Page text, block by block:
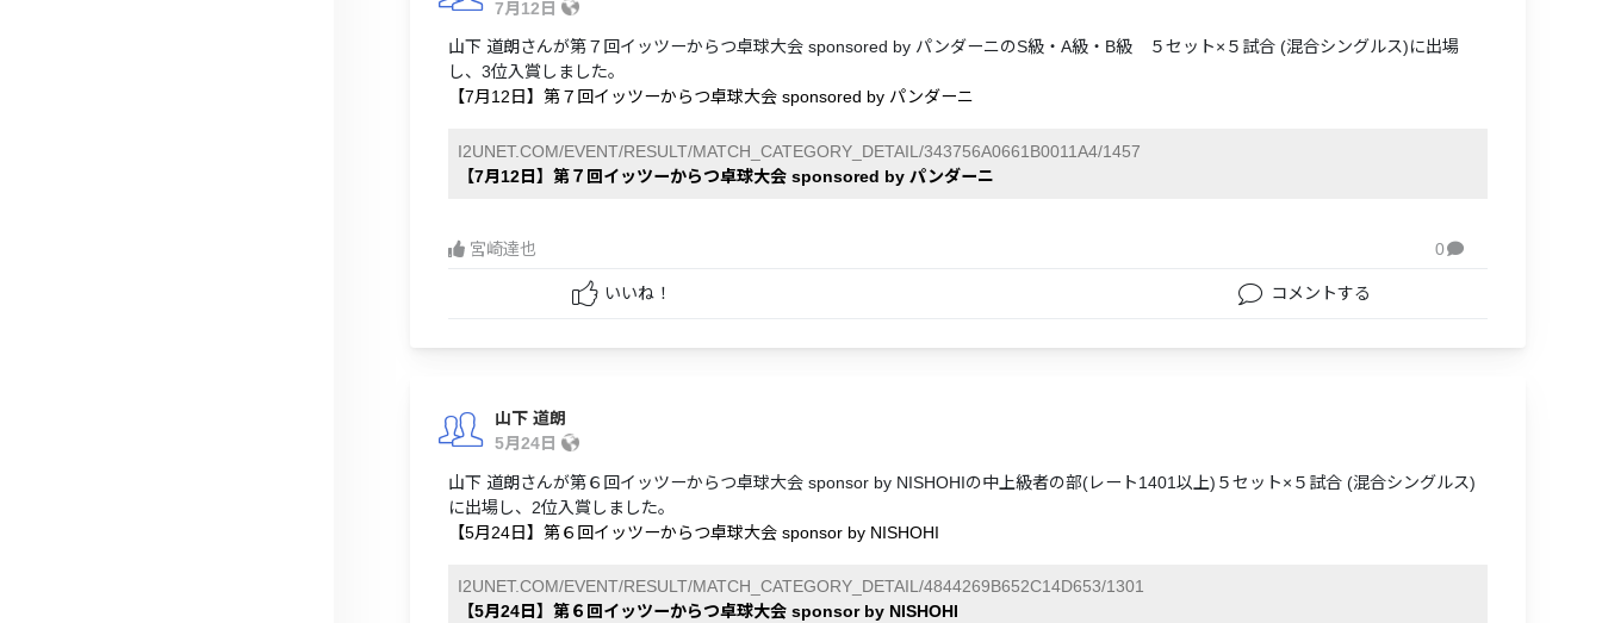
7月12日
山下 道朗さんが第７回イッツーからつ卓球大会 sponsored by パンダーニのS級・A級・B級 ５セット×５試合 (混合シングルス)に出場
し、3位入賞しました。
【7月12日】第７回イッツーからつ卓球大会 sponsored by パンダーニ
I2UNET.COM/EVENT/RESULT/MATCH_CATEGORY_DETAIL/343756A0661B0011A4/1457
【7月12日】第７回イッツーからつ卓球大会 sponsored by パンダーニ
宮崎達也 0
いいね！ コメントする
山下 道朗
5月24日
山下 道朗さんが第６回イッツーからつ卓球大会 sponsor by NISHOHIの中上級者の部(レート1401以上)５セット×５試合 (混合シングルス)
に出場し、2位入賞しました。
【5月24日】第６回イッツーからつ卓球大会 sponsor by NISHOHI
I2UNET.COM/EVENT/RESULT/MATCH_CATEGORY_DETAIL/4844269B652C14D653/1301
【5月24日】第６回イッツーからつ卓球大会 sponsor by NISHOHI